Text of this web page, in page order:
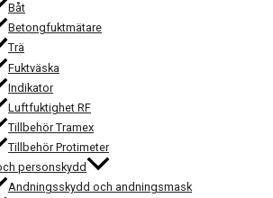
Båt
Betongfuktmätare
Trä
Fuktväska
Indikator
Luftfuktighet RF
Tillbehör Tramex
Tillbehör Protimeter
personskydd
Andningsskydd och andningsmask